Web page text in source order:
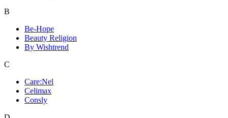
B
Be-Hope
Beauty Religion
By Wishtrend
C
Care:Nel
Celimax
Consly